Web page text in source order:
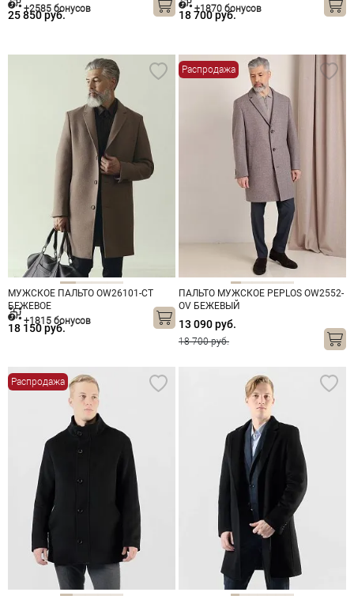
25 850 руб.
+2585 бонусов
18 700 руб.
+1870 бонусов
МУЖСКОЕ ПАЛЬТО OW26101-CT
БЕЖЕВОЕ
18 150 руб.
+1815 бонусов
Распродажа
ПАЛЬТО МУЖСКОЕ PEPLOS OW2552-
OV БЕЖЕВЫЙ
13 090 руб.
18 700 руб.
Распродажа